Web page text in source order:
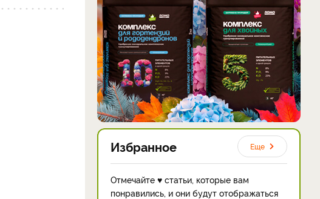
Избранное Еще
Отмечайте ♥ статьи, которые вам
понравились, и они будут отображаться